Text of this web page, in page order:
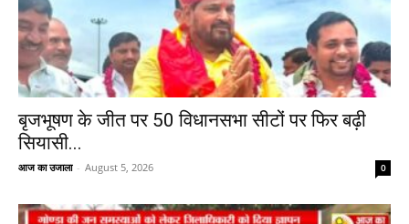
बृजभूषण के जीत पर 50 विधानसभा सीटों पर फिर बढ़ी
सियासी...
आज का उजाला - August 5, 2026 0